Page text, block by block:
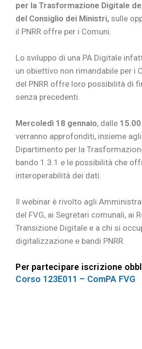
per la Trasformazione Digitale
del Consiglio dei Ministri, sulle
il PNRR offre per i Comuni.
Lo sviluppo di una PA Digitale
un obiettivo non rimandabile per i
del PNRR offre loro possibilità di
senza precedenti.
Mercoledì 18 gennaio, dalle 15.00
verranno approfonditi, insieme
Dipartimento per la
bando 1.3.1 e le possibilità che
interoperabilità dei dati.
Il webinar è rivolto agli
del FVG, ai Segretari comunali, ai
Transizione Digitale e a chi si
digitalizzazione e bandi PNRR.
Per partecipare iscrizione
Corso 123E011 – ComPA FVG